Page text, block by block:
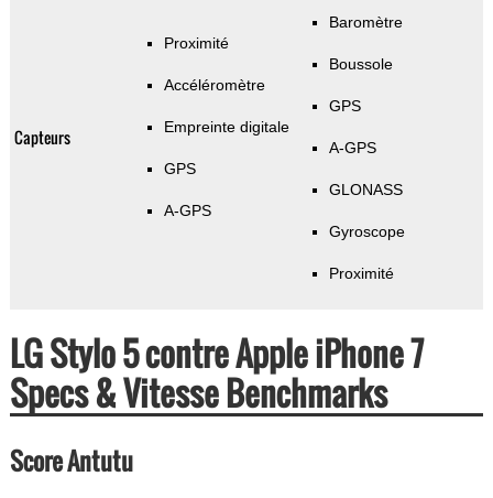
Capteurs
Proximité
Accéléromètre
Empreinte digitale
GPS
A-GPS
Baromètre
Boussole
GPS
A-GPS
GLONASS
Gyroscope
Proximité
LG Stylo 5 contre Apple iPhone 7
Specs & Vitesse Benchmarks
Score Antutu